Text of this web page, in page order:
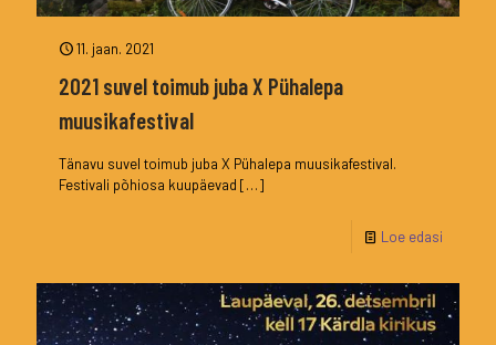
11. jaan. 2021
2021 suvel toimub juba X Pühalepa
muusikafestival
Tänavu suvel toimub juba X Pühalepa muusikafestival.
Festivali põhiosa kuupäevad […]
Loe edasi